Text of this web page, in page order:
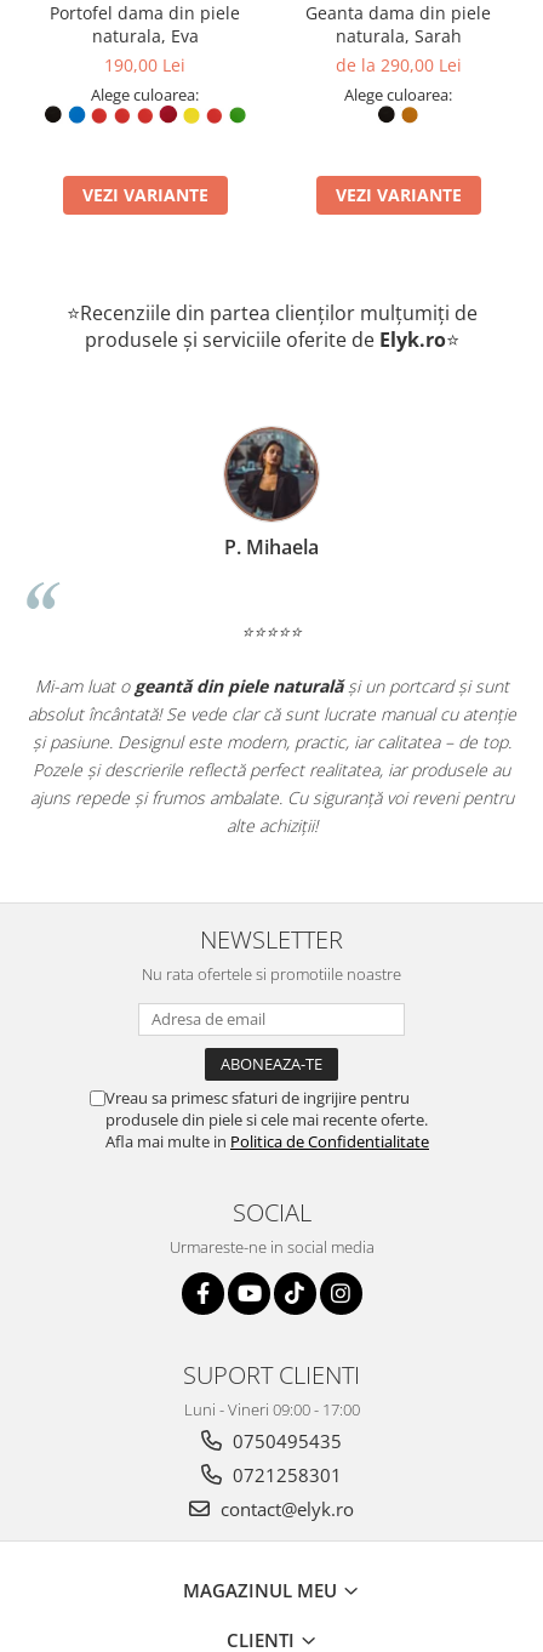
Portofel dama din piele
naturala, Eva
190,00 Lei
Alege culoarea:
VEZI VARIANTE
Geanta dama din piele
naturala, Sarah
de la 290,00 Lei
Alege culoarea:
VEZI VARIANTE
⭐Recenziile din partea clienților mulțumiți de
produsele și serviciile oferite de Elyk.ro⭐
P. Mihaela
⭐⭐⭐⭐⭐
Mi-am luat o geantă din piele naturalăși un portcard și sunt
absolut încântată! Se vede clar că sunt lucrate manual cu atenție
și pasiune. Designul este modern, practic, iar calitatea – de top.
Pozele și descrierile reflectă perfect realitatea, iar produsele au
ajuns repede și frumos ambalate. Cu siguranță voi reveni pentru
alte achiziții!
NEWSLETTER
Nu rata ofertele si promotiile noastre
Vreau sa primesc sfaturi de ingrijire pentru
produsele din piele si cele mai recente oferte.
Afla mai multe in Politica de Confidentialitate
SOCIAL
Urmareste-ne in social media
SUPORT CLIENTI
Luni - Vineri 09:00 - 17:00
0750495435
0721258301
contact@elyk.ro
MAGAZINUL MEU
CLIENTI